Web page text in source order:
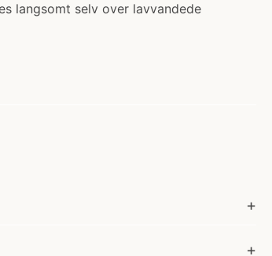
langsomt selv over lavvandede